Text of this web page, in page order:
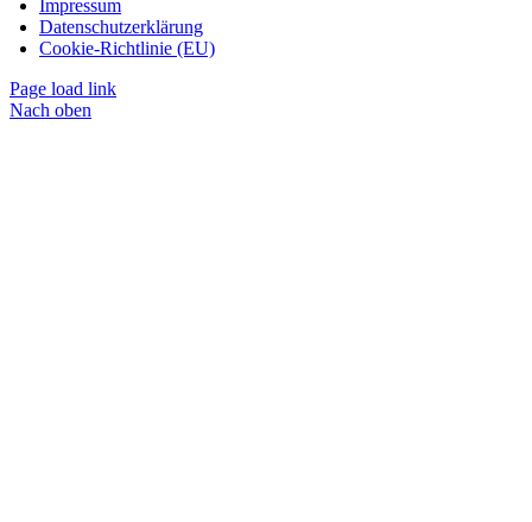
Impressum
Datenschutzerklärung
Cookie-Richtlinie (EU)
Page load link
Nach oben